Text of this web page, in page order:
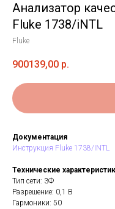
Анализатор
Fluke 1738/iNTL
Fluke
900139,00 р.
Документация
Инструкция Fluke 1738/INTL
Технические
Тип сети: 3Ф
Разрешение: 0,1 В
Гармоники: 50